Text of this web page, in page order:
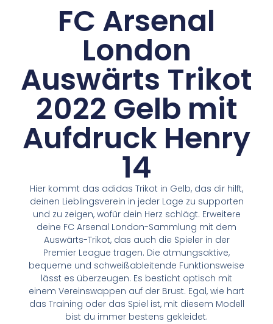
FC Arsenal
London
Auswärts Trikot
2022 Gelb mit
Aufdruck Henry
14
Hier kommt das adidas Trikot in Gelb, das dir hilft,
deinen Lieblingsverein in jeder Lage zu supporten
und zu zeigen, wofür dein Herz schlägt. Erweitere
deine FC Arsenal London-Sammlung mit dem
Auswärts-Trikot, das auch die Spieler in der
Premier League tragen. Die atmungsaktive,
bequeme und schweißableitende Funktionsweise
lässt es überzeugen. Es besticht optisch mit
einem Vereinswappen auf der Brust. Egal, wie hart
das Training oder das Spiel ist, mit diesem Modell
bist du immer bestens gekleidet.